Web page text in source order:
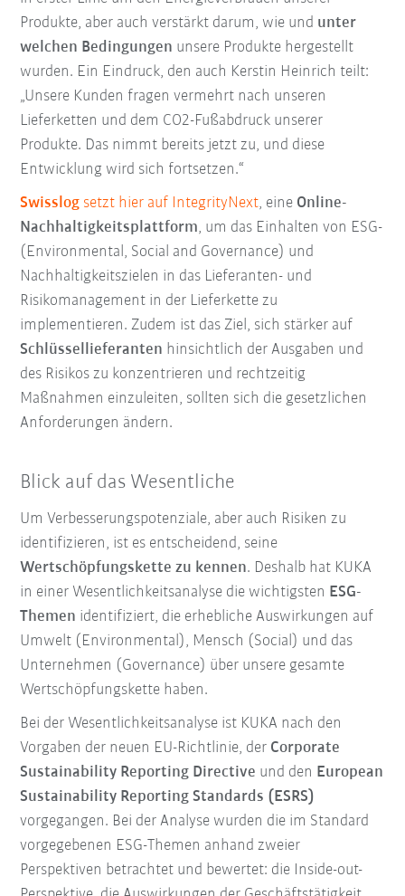
Produkte, aber auch verstärkt darum, wie und unter
welchen Bedingungen unsere Produkte hergestellt
wurden. Ein Eindruck, den auch Kerstin Heinrich teilt:
„Unsere Kunden fragen vermehrt nach unseren
Lieferketten und dem CO2-Fußabdruck unserer
Produkte. Das nimmt bereits jetzt zu, und diese
Entwicklung wird sich fortsetzen.“
Swisslog setzt hier auf IntegrityNext, eine Online-
Nachhaltigkeitsplattform, um das Einhalten von ESG-
(Environmental, Social and Governance) und
Nachhaltigkeitszielen in das Lieferanten- und
Risikomanagement in der Lieferkette zu
implementieren. Zudem ist das Ziel, sich stärker auf
Schlüssellieferanten hinsichtlich der Ausgaben und
des Risikos zu konzentrieren und rechtzeitig
Maßnahmen einzuleiten, sollten sich die gesetzlichen
Anforderungen ändern.
Blick auf das Wesentliche
Um Verbesserungspotenziale, aber auch Risiken zu
identifizieren, ist es entscheidend, seine
Wertschöpfungskette zu kennen. Deshalb hat KUKA
in einer Wesentlichkeitsanalyse die wichtigsten ESG-
Themen identifiziert, die erhebliche Auswirkungen auf
Umwelt (Environmental), Mensch (Social) und das
Unternehmen (Governance) über unsere gesamte
Wertschöpfungskette haben.
Bei der Wesentlichkeitsanalyse ist KUKA nach den
Vorgaben der neuen EU-Richtlinie, der Corporate
Sustainability Reporting Directive und den European
Sustainability Reporting Standards (ESRS)
vorgegangen. Bei der Analyse wurden die im Standard
vorgegebenen ESG-Themen anhand zweier
Perspektiven betrachtet und bewertet: die Inside-out-